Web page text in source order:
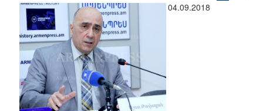
04.09.2018